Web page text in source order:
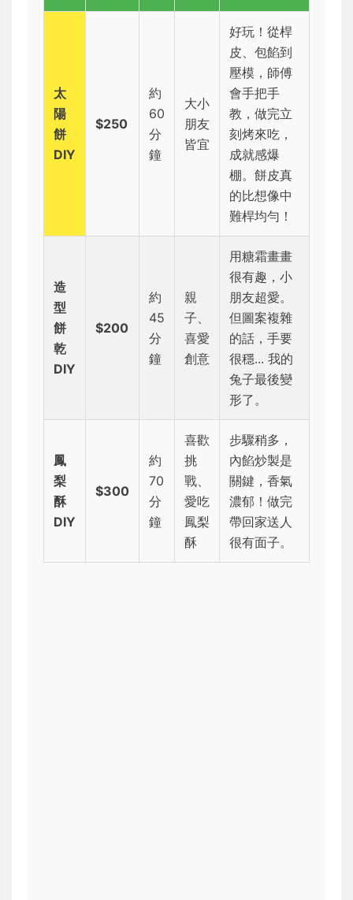
太
陽
餅
DIY
$250
約
60
分
鐘
大小
朋友
皆宜
好玩！從桿
皮、包餡到
壓模，師傅
會手把手
教，做完立
刻烤來吃，
成就感爆
棚。餅皮真
的比想像中
難桿均勻！
造
型
餅
乾
DIY
$200
約
45
分
鐘
親
子、
喜愛
創意
用糖霜畫畫
很有趣，小
朋友超愛。
但圖案複雜
的話，手要
很穩... 我的
兔子最後變
形了。
鳳
梨
酥
DIY
$300
約
70
分
鐘
喜歡
挑
戰、
愛吃
鳳梨
酥
步驟稍多，
內餡炒製是
關鍵，香氣
濃郁！做完
帶回家送人
很有面子。